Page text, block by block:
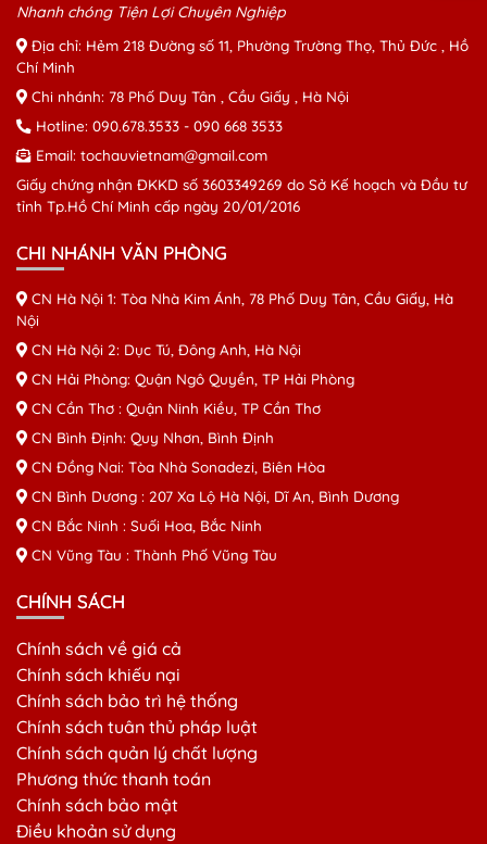
Nhanh chóng Tiện Lợi Chuyên Nghiệp
Địa chỉ: Hẻm 218 Đường số 11, Phường Trường Thọ, Thủ Đức , Hồ
Chí Minh
Chi nhánh: 78 Phố Duy Tân , Cầu Giấy , Hà Nội
Hotline: 090.678.3533 - 090 668 3533
Email: tochauvietnam@gmail.com
Giấy chứng nhận ĐKKD số 3603349269 do Sở Kế hoạch và Đầu tư
tỉnh Tp.Hồ Chí Minh cấp ngày 20/01/2016
CHI NHÁNH VĂN PHÒNG
CN Hà Nội 1: Tòa Nhà Kim Ánh, 78 Phố Duy Tân, Cầu Giấy, Hà
Nội
CN Hà Nội 2: Dục Tú, Đông Anh, Hà Nội
CN Hải Phòng: Quận Ngô Quyền, TP Hải Phòng
CN Cần Thơ : Quận Ninh Kiều, TP Cần Thơ
CN Bình Định: Quy Nhơn, Bình Định
CN Đồng Nai: Tòa Nhà Sonadezi, Biên Hòa
CN Bình Dương : 207 Xa Lộ Hà Nội, Dĩ An, Bình Dương
CN Bắc Ninh : Suối Hoa, Bắc Ninh
CN Vũng Tàu : Thành Phố Vũng Tàu
CHÍNH SÁCH
Chính sách về giá cả
Chính sách khiếu nại
Chính sách bảo trì hệ thống
Chính sách tuân thủ pháp luật
Chính sách quản lý chất lượng
Phương thức thanh toán
Chính sách bảo mật
Điều khoản sử dụng